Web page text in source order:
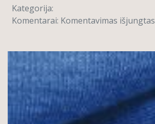
Kategorija:
Komentarai: Komentavimas išjungtas